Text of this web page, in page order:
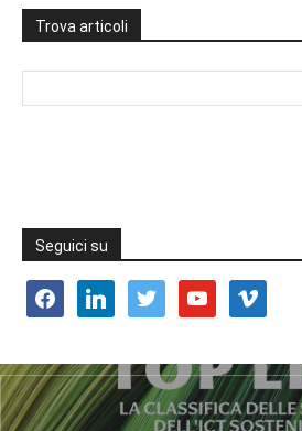
Trova articoli
Seguici su
facebooklinkedin twitter youtube vimeo